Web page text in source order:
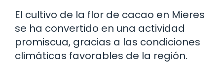
El cultivo de la flor de cacao en Mieres
se ha convertido en una actividad
promiscua, gracias a las condiciones
climáticas favorables de la región.